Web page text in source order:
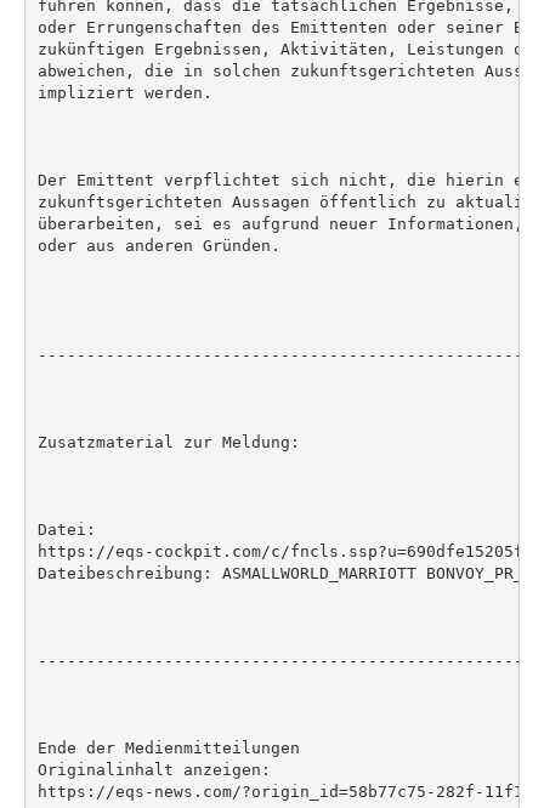
führen können, dass die tatsächlichen Ergebnisse,
oder Errungenschaften des Emittenten oder seiner
zukünftigen Ergebnissen, Aktivitäten, Leistungen
abweichen, die in solchen zukunftsgerichteten
impliziert werden.
Der Emittent verpflichtet sich nicht, die hierin
zukunftsgerichteten Aussagen öffentlich zu
überarbeiten, sei es aufgrund neuer Informationen,
oder aus anderen Gründen.
Zusatzmaterial zur Meldung:
Datei:
https://eqs-cockpit.com/c/
Dateibeschreibung: ASMALLWORLD_MARRIOTT BONVOY_PR_DE
Ende der Medienmitteilungen
Originalinhalt anzeigen:
https://eqs-news.com/?origin_id=58b77c75-282f-11f1-